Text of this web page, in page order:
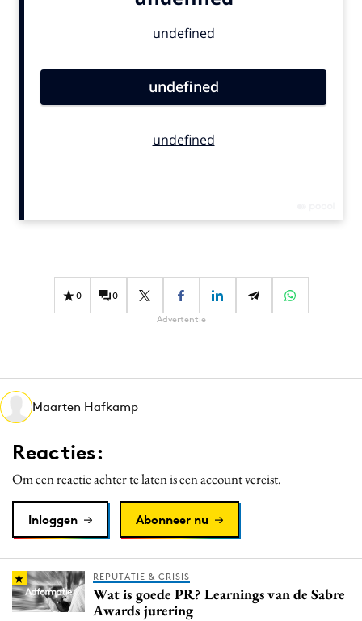
Gedragsverandering
Influencer marketing
Media
Merkstrategie
PR
Programmatic
Purpose Marketing
Reputatie & crisis
0 0
Advertentie
Maarten Hafkamp
Reacties:
Om een reactie achter te laten is een account vereist.
Inloggen Abonneer nu
REPUTATIE & CRISIS
Wat is goede PR? Learnings van de Sabre
Awards jurering